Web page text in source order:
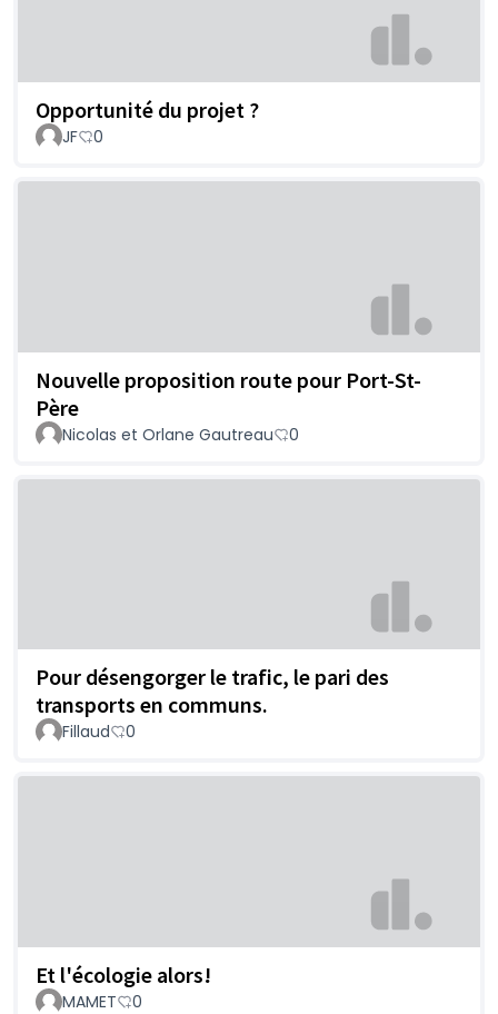
Opportunité du projet ?
JF 0
Nouvelle proposition route pour Port-St-
Père
Nicolas et Orlane Gautreau 0
Pour désengorger le trafic, le pari des
transports en communs.
Fillaud 0
Et l'écologie alors!
MAMET 0